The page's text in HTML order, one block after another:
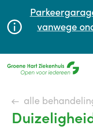
vanwege
Wachttijden
alle